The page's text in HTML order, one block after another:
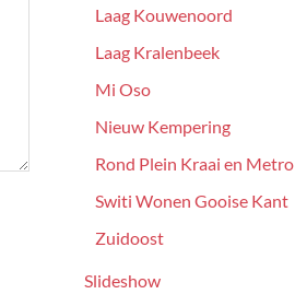
Laag Kouwenoord
Laag Kralenbeek
Mi Oso
Nieuw Kempering
Rond Plein Kraai en Metro
Switi Wonen Gooise Kant
Zuidoost
Slideshow